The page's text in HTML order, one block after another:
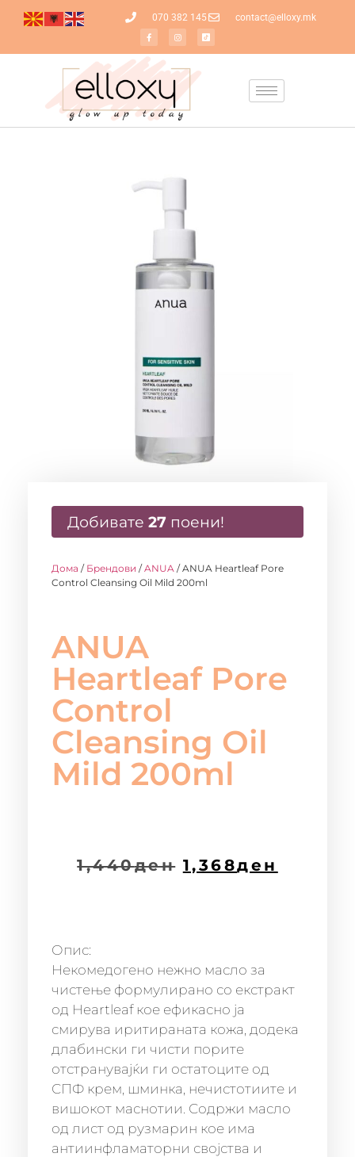
070 382 145 contact@elloxy.mk
Добивате 27 поени!
Дома / Брендови /ANUA / ANUA Heartleaf Pore
Control Cleansing Oil Mild 200ml
ANUA
Heartleaf Pore
Control
Cleansing Oil
Mild 200ml
1,440ден 1,368ден
Опис:
Некомедогено нежно масло за
чистење формулирано со екстракт
од Heartleaf кое ефикасно ја
смирува иритираната кожа, додека
длабински ги чисти порите
отстранувајќи ги остатоците од
СПФ крем, шминка, нечистотиите и
вишокот маснотии. Содржи масло
од лист од рузмарин кое има
антиинфламаторни својства и